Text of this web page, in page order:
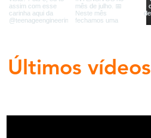
Últimos vídeos